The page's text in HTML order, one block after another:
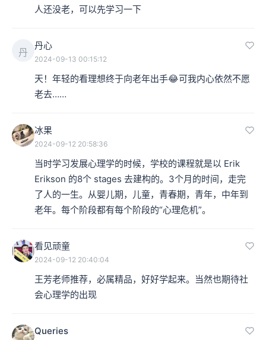
人还没老，可以先学习一下
丹
丹心
2024-09-13 00:15:12
天！年轻的看理想终于向老年出手😂可我内心依然不愿
老去……
冰果
2024-09-12 20:58:36
当时学习发展心理学的时候，学校的课程就是以 Erik
Erikson 的8个 stages 去建构的。3个月的时间，走完
了人的一生。从婴儿期，儿童，青春期，青年，中年到
老年。每个阶段都有每个阶段的“心理危机”。
看见顽童
2024-09-12 20:40:04
王芳老师推荐，必属精品，好好学起来。当然也期待社
会心理学的出现
Queries